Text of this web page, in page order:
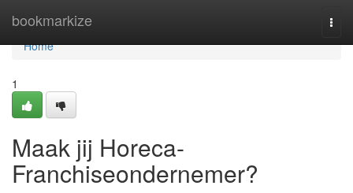
bookmarkize
Home
Home
1
Maak jij Horeca-
Franchiseondernemer?